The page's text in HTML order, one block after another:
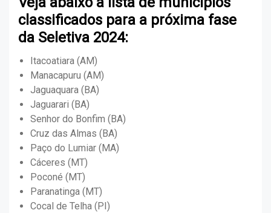
classificados para a próxima fase
da Seletiva 2024:
Itacoatiara (AM)
Manacapuru (AM)
Jaguaquara (BA)
Jaguarari (BA)
Senhor do Bonfim (BA)
Cruz das Almas (BA)
Paço do Lumiar (MA)
Cáceres (MT)
Poconé (MT)
Paranatinga (MT)
Cocal de Telha (PI)